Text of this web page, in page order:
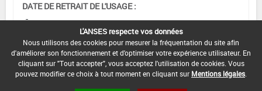
DATE DE RETRAIT DE L'USAGE :
-
COMMENTAIRE :
L'ANSES respecte vos données
Nous utilisons des cookies pour mesurer la fréquentation du site afin
d'améliorer son fonctionnement et d'optimiser votre expérience utilisateur. En
cliquant sur "Tout accepter", vous acceptez l'utilisation de cookies. Vous
pouvez modifier ce choix à tout moment en cliquant sur Mentions légales